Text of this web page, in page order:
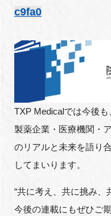
c9fa0
TXP Medicalでは今後も
製薬企業・医療機関・
のリアルと未来を語り
してまいります。
“共に考え、共に挑み、
今後の連載にもぜひご